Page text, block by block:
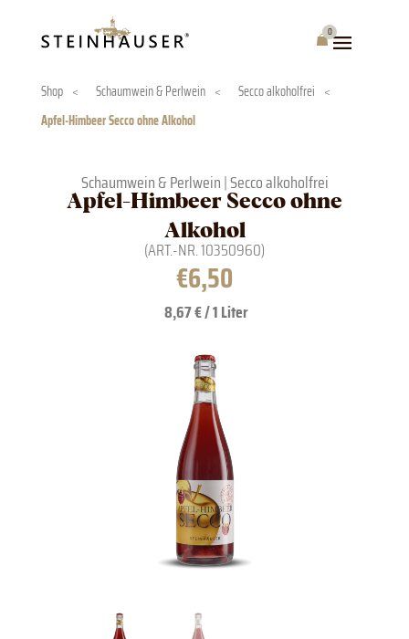
0
Warenkorb
Shop < Schaumwein & Perlwein < Secco alkoholfrei <
Apfel-Himbeer Secco ohne Alkohol
Schaumwein & Perlwein|Secco alkoholfrei
Apfel-Himbeer Secco ohne
Alkohol
(ART.-NR.10350960)
€6,50
8,67 € / 1 Liter